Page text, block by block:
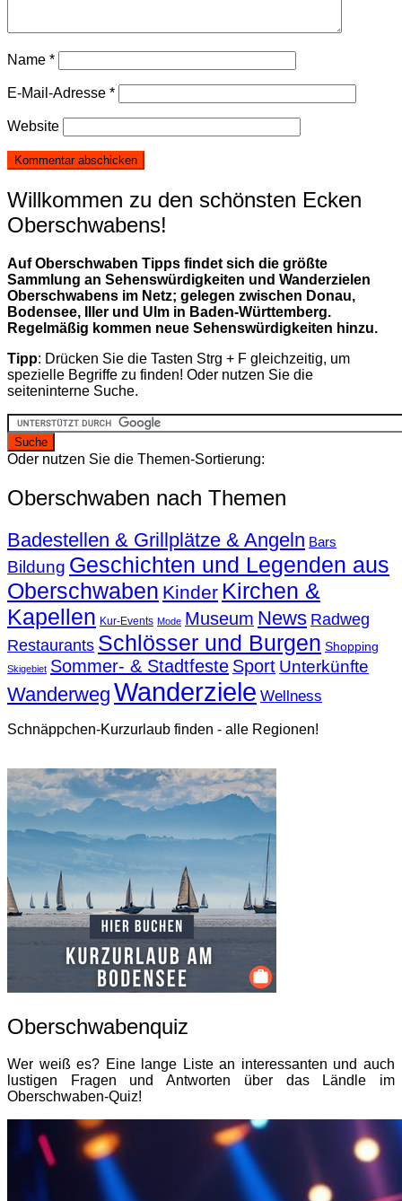
Name *
E-Mail-Adresse *
Website
Willkommen zu den schönsten Ecken
Oberschwabens!
Auf Oberschwaben Tipps findet sich die größte
Sammlung an Sehenswürdigkeiten und Wanderzielen
Oberschwabens im Netz; gelegen zwischen Donau,
Bodensee, Iller und Ulm in Baden-Württemberg.
Regelmäßig kommen neue Sehenswürdigkeiten hinzu.
Tipp: Drücken Sie die Tasten Strg + F gleichzeitig, um
spezielle Begriffe zu finden! Oder nutzen Sie die
seiteninterne Suche.
Oder nutzen Sie die Themen-Sortierung:
Oberschwaben nach Themen
Badestellen & Grillplätze & Angeln Bars
Bildung Geschichten und Legenden aus
Oberschwaben Kinder Kirchen &
Kapellen Kur-Events Mode Museum News Radweg
Restaurants Schlösser und Burgen Shopping
Skigebiet Sommer- & Stadtfeste Sport Unterkünfte
Wanderweg Wanderziele Wellness
Schnäppchen-Kurzurlaub finden - alle Regionen!
Oberschwabenquiz
Wer weiß es? Eine lange Liste an interessanten und auch
lustigen Fragen und Antworten über das Ländle im
Oberschwaben-Quiz!